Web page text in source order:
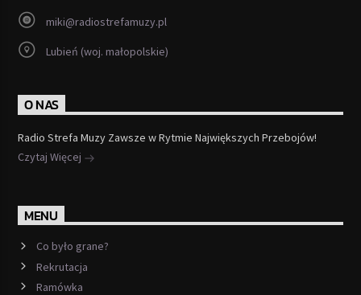
miki@radiostrefamuzy.pl
Lubień (woj. małopolskie)
O NAS
Radio Strefa Muzy Zawsze w Rytmie Największych Przebojów!
Czytaj Więcej
MENU
Co było grane?
Rekrutacja
Ramówka